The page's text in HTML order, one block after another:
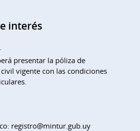
interés
presentar la póliza de
vigente con las condiciones
registro@mintur.gub.uy